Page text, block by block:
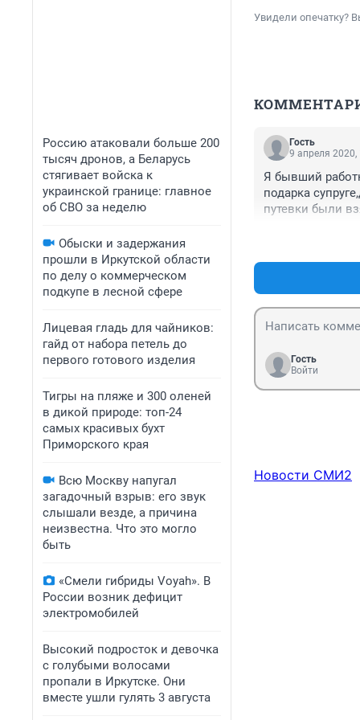
Россию атаковали больше 200
тысяч дронов, а Беларусь
стягивает войска к
украинской границе: главное
об СВО за неделю
Обыски и задержания
прошли в Иркутской области
по делу о коммерческом
подкупе в лесной сфере
Лицевая гладь для чайников:
гайд от набора петель до
первого готового изделия
Тигры на пляже и 300 оленей
в дикой природе: топ-24
самых красивых бухт
Приморского края
Всю Москву напугал
загадочный взрыв: его звук
слышали везде, а причина
неизвестна. Что это могло
быть
«Смели гибриды Voyah». В
России возник дефицит
электромобилей
Высокий подросток и девочка
с голубыми волосами
пропали в Иркутске. Они
вместе ушли гулять 3 августа
Увидели опечатку?
Гость
9 апреля 2020,
Я бывший
подарка
путевки были
РЖД,пусть и
сделает мне
далеко
работнику
поликлинике
Гость
Войти
Новости СМИ2